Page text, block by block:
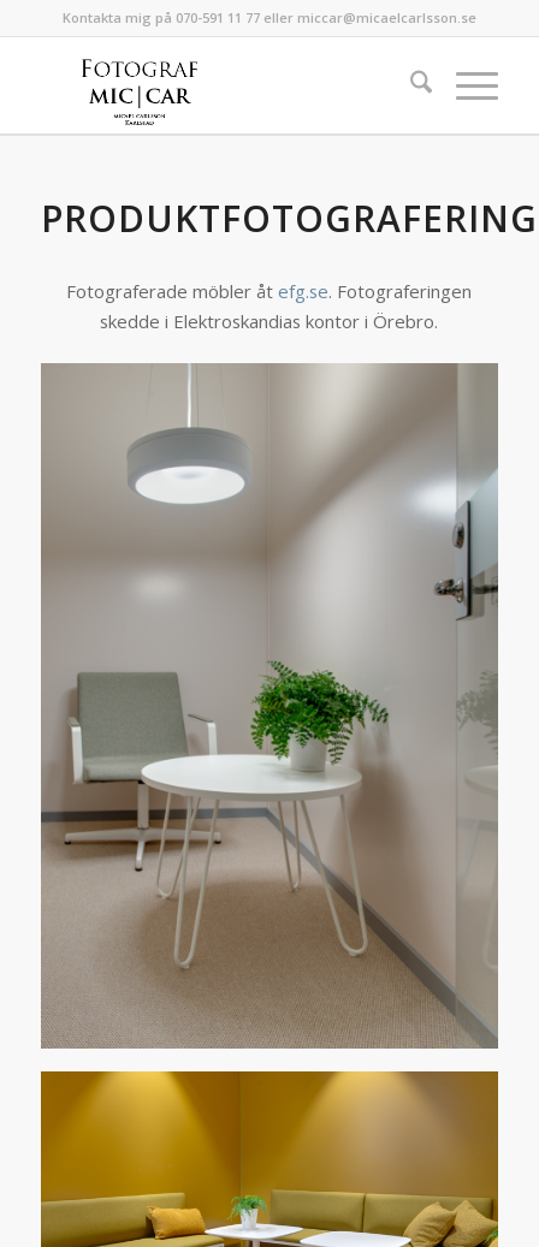
Kontakta mig på 070-591 11 77 eller miccar@micaelcarlsson.se
PRODUKTFOTOGRAFERING
Fotograferade möbler åtefg.se. Fotograferingen
skedde i Elektroskandias kontor i Örebro.